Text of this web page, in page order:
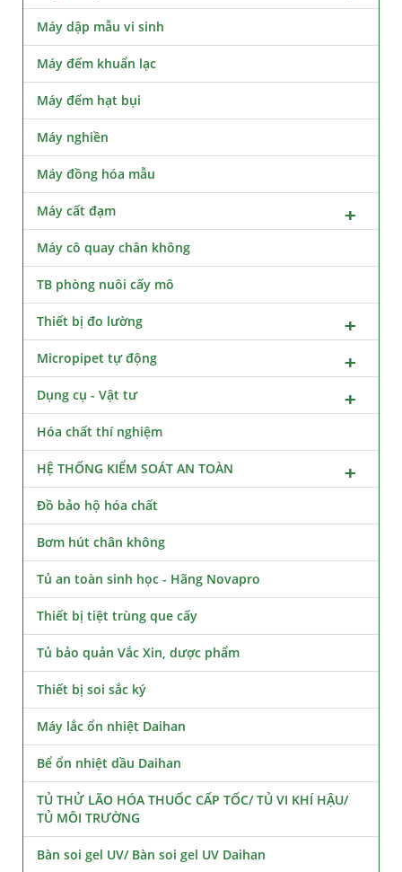
Máy dập mẫu vi sinh
Máy đếm khuẩn lạc
Máy đếm hạt bụi
Máy nghiền
Máy đồng hóa mẫu
Máy cất đạm
Máy cô quay chân không
TB phòng nuôi cấy mô
Thiết bị đo lường
Micropipet tự động
Dụng cụ - Vật tư
Hóa chất thí nghiệm
HỆ THỐNG KIỂM SOÁT AN TOÀN
Đồ bảo hộ hóa chất
Bơm hút chân không
Tủ an toàn sinh học - Hãng Novapro
Thiết bị tiệt trùng que cấy
Tủ bảo quản Vắc Xin, dược phẩm
Thiết bị soi sắc ký
Máy lắc ổn nhiệt Daihan
Bể ổn nhiệt dầu Daihan
TỦ THỬ LÃO HÓA THUỐC CẤP TỐC/ TỦ VI KHÍ HẬU/
TỦ MÔI TRƯỜNG
Bàn soi gel UV/ Bàn soi gel UV Daihan